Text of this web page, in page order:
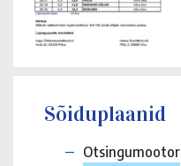
Sõiduplaanid
Otsingumootor